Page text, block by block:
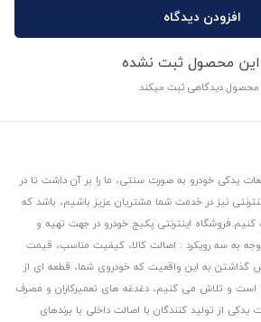
افزودن دیدگاه
این محصول ثبت نشده
محصول دیدگاهی ثبت میکند
یدکی خودرو به صورت سنتی، ما را بر آن داشت تا در
نیز در خدمت شما مشتریان عزیز باشیم، باشد که
کنیم.فروشگاه اینترنتی پکیج خودرو در جهت تهیه و
به سه رویکرد : اصالت کالا، کیفیت مناسب، قیمت
گذاشتن به این واقعیت که خودروی شما، قطعه ای از
است و تلاش می کنیم، دغدغه های تعمیرکاران و مصرف
یدکی از تولید کنندگان با اصالت داخلی با برندهای